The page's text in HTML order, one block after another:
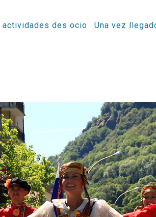
des ocio Una vez